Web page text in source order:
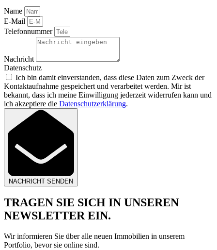
Name
E-Mail
Telefonnummer
Nachricht
Datenschutz
Ich bin damit einverstanden, dass diese Daten zum Zweck der
Kontaktaufnahme gespeichert und verarbeitet werden. Mir ist
bekannt, dass ich meine Einwilligung jederzeit widerrufen kann und
ich akzeptiere die Datenschutzerklärung.
NACHRICHT SENDEN
TRAGEN SIE SICH IN UNSEREN
NEWSLETTER EIN.
Wir informieren Sie über alle neuen Immobilien in unserem
Portfolio, bevor sie online sind.